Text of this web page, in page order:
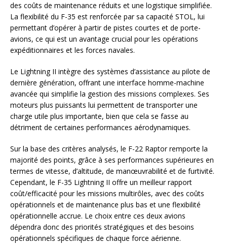
des coûts de maintenance réduits et une logistique simplifiée.
La flexibilité du F-35 est renforcée par sa capacité STOL, lui
permettant d’opérer à partir de pistes courtes et de porte-
avions, ce qui est un avantage crucial pour les opérations
expéditionnaires et les forces navales.
Le Lightning II intègre des systèmes d’assistance au pilote de
dernière génération, offrant une interface homme-machine
avancée qui simplifie la gestion des missions complexes. Ses
moteurs plus puissants lui permettent de transporter une
charge utile plus importante, bien que cela se fasse au
détriment de certaines performances aérodynamiques.
Sur la base des critères analysés, le F-22 Raptor remporte la
majorité des points, grâce à ses performances supérieures en
termes de vitesse, d’altitude, de manœuvrabilité et de furtivité.
Cependant, le F-35 Lightning II offre un meilleur rapport
coût/efficacité pour les missions multirôles, avec des coûts
opérationnels et de maintenance plus bas et une flexibilité
opérationnelle accrue. Le choix entre ces deux avions
dépendra donc des priorités stratégiques et des besoins
opérationnels spécifiques de chaque force aérienne.